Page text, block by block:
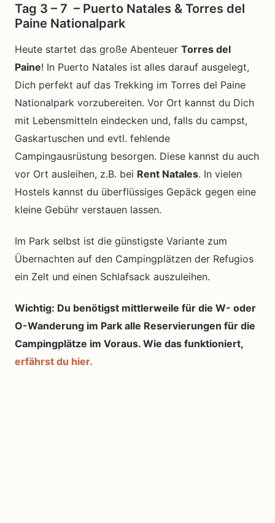
Tag 3 – 7 – Puerto Natales & Torres del
Paine Nationalpark
Heute startet das große Abenteuer Torres del
Paine! In Puerto Natales ist alles darauf ausgelegt,
Dich perfekt auf das Trekking im Torres del Paine
Nationalpark vorzubereiten. Vor Ort kannst du Dich
mit Lebensmitteln eindecken und, falls du campst,
Gaskartuschen und evtl. fehlende
Campingausrüstung besorgen. Diese kannst du auch
vor Ort ausleihen, z.B. bei Rent Natales. In vielen
Hostels kannst du überflüssiges Gepäck gegen eine
kleine Gebühr verstauen lassen.
Im Park selbst ist die günstigste Variante zum
Übernachten auf den Campingplätzen der Refugios
ein Zelt und einen Schlafsack auszuleihen.
Wichtig: Du benötigst mittlerweile für die W- oder
O-Wanderung im Park alle Reservierungen für die
Campingplätze im Voraus. Wie das funktioniert,
erfährst du hier.